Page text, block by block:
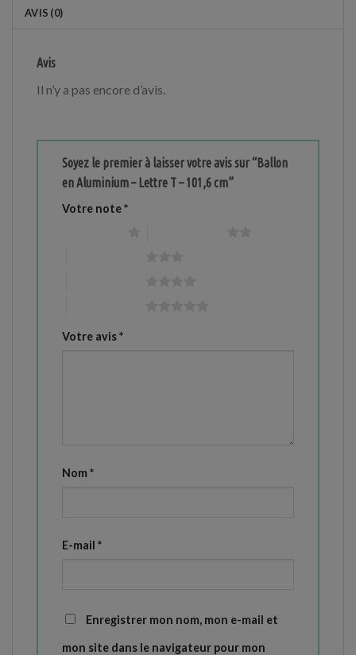
AVIS (0)
Avis
Il n’y a pas encore d’avis.
Soyez le premier à laisser votre avis sur “Ballon
en Aluminium – Lettre T – 101,6 cm”
Votre note*
Votre avis*
Nom *
E-mail *
Enregistrer mon nom, mon e-mail et
mon site dans le navigateur pour mon